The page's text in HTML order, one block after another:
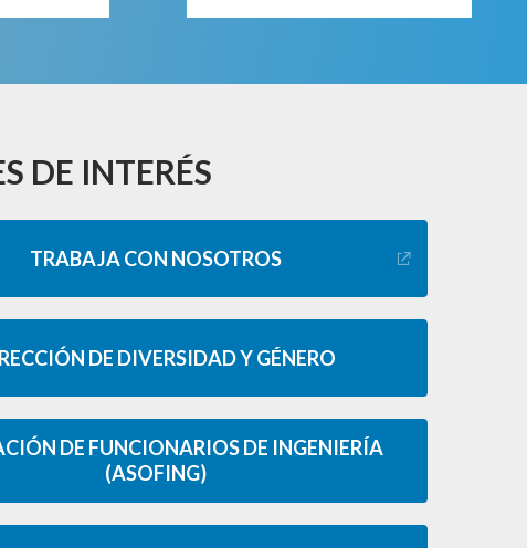
DE INTERÉS
TRABAJA CON NOSOTROS
DE DIVERSIDAD Y GÉNERO
DE FUNCIONARIOS DE INGENIERÍA
(ASOFING)